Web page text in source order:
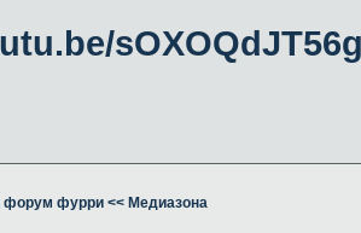
форум фурри << Медиазона